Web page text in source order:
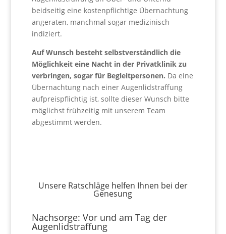
beidseitig eine kostenpflichtige Übernachtung
angeraten, manchmal sogar medizinisch
indiziert.
Auf Wunsch besteht selbstverständlich die
Möglichkeit eine Nacht in der Privatklinik zu
verbringen, sogar für Begleitpersonen. Da eine
Übernachtung nach einer Augenlidstraffung
aufpreispflichtig ist, sollte dieser Wunsch bitte
möglichst frühzeitig mit unserem Team
abgestimmt werden.
Unsere Ratschläge helfen Ihnen bei der
Genesung
Nachsorge: Vor und am Tag der
Augenlidstraffung